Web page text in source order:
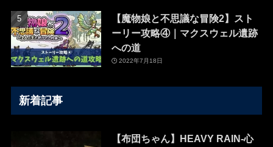
【魔物娘と不思議な冒険2】スト
ーリー攻略④｜マクスウェル遺跡
への道
2022年7月18日
新着記事
【布団ちゃん】HEAVY RAIN-心